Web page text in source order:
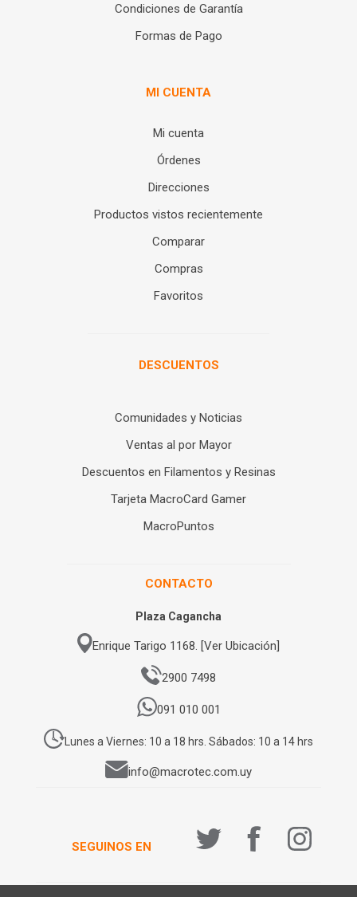
Condiciones de Garantía
Formas de Pago
MI CUENTA
Mi cuenta
Órdenes
Direcciones
Productos vistos recientemente
Comparar
Compras
Favoritos
DESCUENTOS
Comunidades y Noticias
Ventas al por Mayor
Descuentos en Filamentos y Resinas
Tarjeta MacroCard Gamer
MacroPuntos
CONTACTO
Plaza Cagancha
Enrique Tarigo 1168. [Ver Ubicación]
2900 7498
091 010 001
Lunes a Viernes: 10 a 18 hrs. Sábados: 10 a 14 hrs
info@macrotec.com.uy
SEGUINOS EN